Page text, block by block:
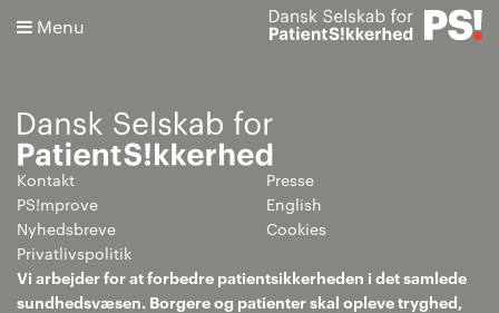
Menu
Søg
Avanceret søgning
Kontakt
Presse
PS!mprove
English
Nyhedsbreve
Cookies
Privatlivspolitik
Vi arbejder for at forbedre patientsikkerheden i det samlede
sundhedsvæsen. Borgere og patienter skal opleve tryghed,